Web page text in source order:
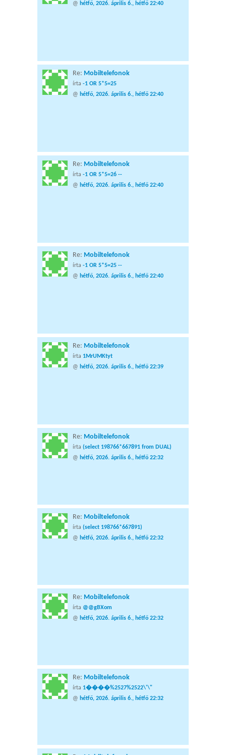
@ hétfő, 2026. április 6., hétfő 22:40
Re: Mobiltelefonok
írta -1 OR 5*5=25
@ hétfő, 2026. április 6., hétfő 22:40
Re: Mobiltelefonok
írta -1 OR 5*5=26 --
@ hétfő, 2026. április 6., hétfő 22:40
Re: Mobiltelefonok
írta -1 OR 5*5=25 --
@ hétfő, 2026. április 6., hétfő 22:40
Re: Mobiltelefonok
írta 1MrUMKtyt
@ hétfő, 2026. április 6., hétfő 22:39
Re: Mobiltelefonok
írta (select 198766*667891 from DUAL)
@ hétfő, 2026. április 6., hétfő 22:32
Re: Mobiltelefonok
írta (select 198766*667891)
@ hétfő, 2026. április 6., hétfő 22:32
Re: Mobiltelefonok
írta @@gBXom
@ hétfő, 2026. április 6., hétfő 22:32
Re: Mobiltelefonok
írta 1����%2527%2522\'\"
@ hétfő, 2026. április 6., hétfő 22:32